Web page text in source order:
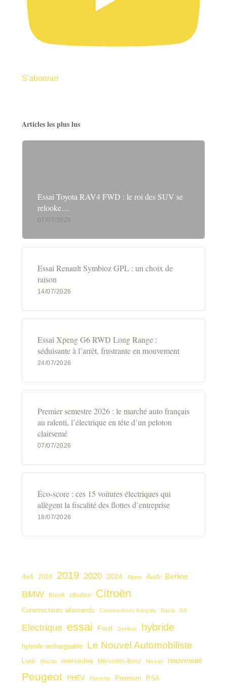
S'abonner
Articles les plus lus
Essai Toyota RAV4 FWD : le roi des SUV se
relooke…
07/07/2026
Essai Renault Symbioz GPL : un choix de
raison
14/07/2026
Essai Xpeng G6 RWD Long Range :
séduisante à l’arrêt, frustrante en mouvement
24/07/2026
Premier semestre 2026 : le marché auto français
au ralenti, l’électrique en tête d’un peloton
clairsemé
07/07/2026
Éco-score : ces 15 voitures électriques qui
allègent la fiscalité des flottes d’entreprise
18/07/2026
4x4 2018 2019 2020 2024 Alpine Audi Berline
BMW Break citadine Citroën
Constructeurs allemands Constructeurs français Dacia DS
Electrique essai Ford Genève hybride
hybride rechargeable Le Nouvel Automobiliste
Luxe Mazda mercedes Mercedes-Benz Nissan nouveauté
Peugeot PHEV Porsche Premium PSA